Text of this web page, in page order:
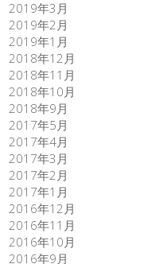
2019年3月
2019年2月
2019年1月
2018年12月
2018年11月
2018年10月
2018年9月
2017年5月
2017年4月
2017年3月
2017年2月
2017年1月
2016年12月
2016年11月
2016年10月
2016年9月